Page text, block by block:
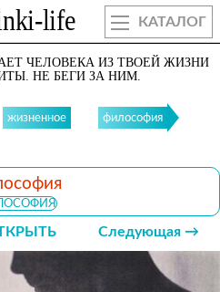
КАТАЛОГ
ЧЕЛОВЕКА ИЗ ТВОЕЙ ЖИЗНИ
НЕ БЕГИ ЗА НИМ.
жизненное философия
Следующая →